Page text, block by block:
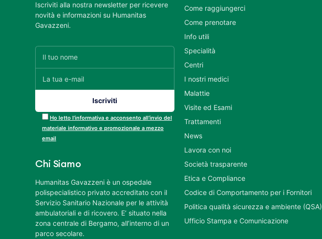
Iscriviti alla nostra newsletter per ricevere
novità e informazioni su Humanitas
Gavazzeni.
Ho letto l’informativa e acconsento all’invio del
materiale informativo e promozionale a mezzo
email
Chi Siamo
Humanitas Gavazzeni è un ospedale
polispecialistico privato accreditato con il
Servizio Sanitario Nazionale per le attività
ambulatoriali e di ricovero. E’ situato nella
zona centrale di Bergamo, all’interno di un
parco secolare.
Come raggiungerci
Come prenotare
Info utili
Specialità
Centri
I nostri medici
Malattie
Visite ed Esami
Trattamenti
News
Lavora con noi
Società trasparente
Etica e Compliance
Codice di Comportamento per i Fornitori
Politica qualità sicurezza e ambiente (QSA)
Ufficio Stampa e Comunicazione